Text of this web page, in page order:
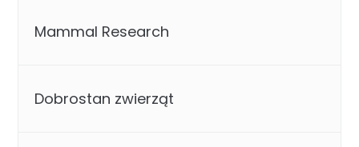
Mammal Research
Dobrostan zwierząt